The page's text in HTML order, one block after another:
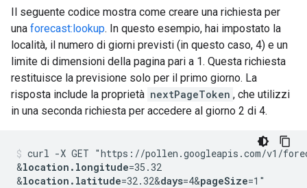
Il seguente codice mostra come creare una richiesta per
una forecast:lookup. In questo esempio, hai impostato la
località, il numero di giorni previsti (in questo caso, 4) e un
limite di dimensioni della pagina pari a 1. Questa richiesta
restituisce la previsione solo per il primo giorno. La
risposta include la proprietà nextPageToken , che utilizzi
in una seconda richiesta per accedere al giorno 2 di 4.
curl -X GET "https://pollen.googleapis.com/v1/
&location.longitude=35.32
&location.latitude=32.32&days=4&pageSize